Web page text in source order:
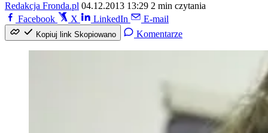
Redakcja Fronda.pl 04.12.2013 13:29 2 min czytania
Facebook
X LinkedIn E-mail
Kopiuj link Skopiowano Komentarze